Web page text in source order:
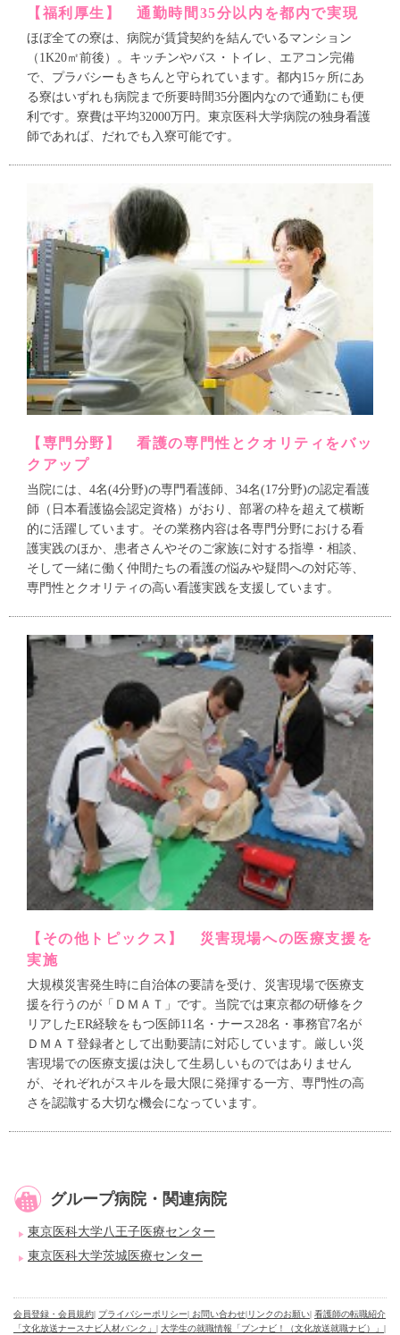
【福利厚生】 通勤時間35分以内を都内で実現
ほぼ全ての寮は、病院が賃貸契約を結んでいるマンション
（1K20㎡前後）。キッチンやバス・トイレ、エアコン完備
で、プラバシーもきちんと守られています。都内15ヶ所にあ
る寮はいずれも病院まで所要時間35分圏内なので通勤にも便
利です。寮費は平均32000万円。東京医科大学病院の独身看護
師であれば、だれでも入寮可能です。
【専門分野】 看護の専門性とクオリティをバッ
クアップ
当院には、4名(4分野)の専門看護師、34名(17分野)の認定看護
師（日本看護協会認定資格）がおり、部署の枠を超えて横断
的に活躍しています。その業務内容は各専門分野における看
護実践のほか、患者さんやそのご家族に対する指導・相談、
そして一緒に働く仲間たちの看護の悩みや疑問への対応等、
専門性とクオリティの高い看護実践を支援しています。
【その他トピックス】 災害現場への医療支援を
実施
大規模災害発生時に自治体の要請を受け、災害現場で医療支
援を行うのが「ＤＭＡＴ」です。当院では東京都の研修をク
リアしたER経験をもつ医師11名・ナース28名・事務官7名が
ＤＭＡＴ登録者として出動要請に対応しています。厳しい災
害現場での医療支援は決して生易しいものではありません
が、それぞれがスキルを最大限に発揮する一方、専門性の高
さを認識する大切な機会になっています。
グループ病院・関連病院
東京医科大学八王子医療センター
東京医科大学茨城医療センター
会員登録・会員規約| プライバシーポリシー| お問い合わせ|リンクのお願い| 看護師の転職紹介
「文化放送ナースナビ人材バンク」 | 大学生の就職情報「ブンナビ！（文化放送就職ナビ）」 |